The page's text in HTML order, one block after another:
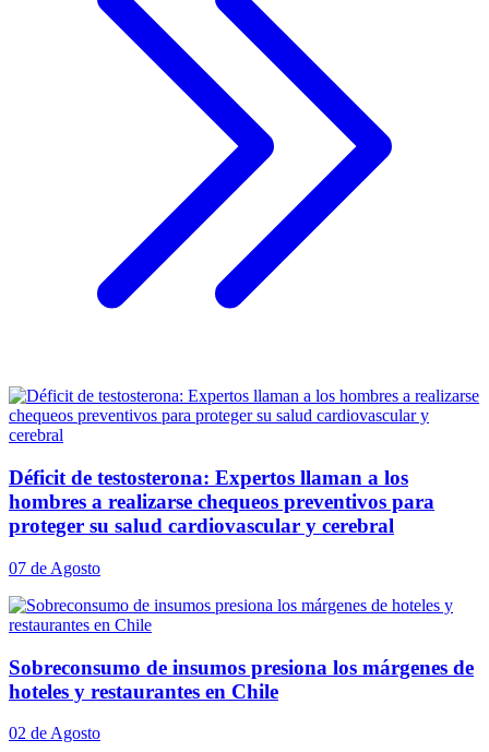
Déficit de testosterona: Expertos llaman a los
hombres a realizarse chequeos preventivos para
proteger su salud cardiovascular y cerebral
07 de Agosto
Sobreconsumo de insumos presiona los márgenes de
hoteles y restaurantes en Chile
02 de Agosto